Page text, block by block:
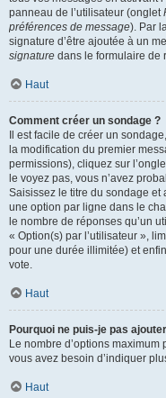
panneau de l’utilisateur (onglet
préférences de message). Par
signature d’être ajoutée à un
signature dans le formulaire de
Haut
Comment créer un sondage ?
Il est facile de créer un
la modification du premier
permissions), cliquez sur
le voyez pas, vous n’avez
Saisissez le titre du sondage
une option par ligne dans le
le nombre de réponses qu’un
« Option(s) par l’utilisateur »,
pour une durée illimitée) et
vote.
Haut
Pourquoi ne puis-je pas
Le nombre d’options maximum
vous avez besoin d’indiquer
Haut